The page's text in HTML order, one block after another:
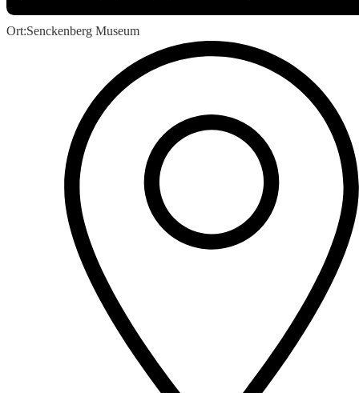
Ort:Senckenberg Museum